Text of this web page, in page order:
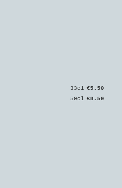
33cl €5.50
50cl €8.50